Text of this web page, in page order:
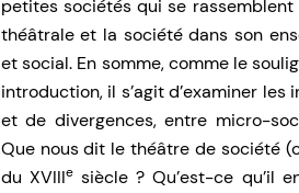
petites sociétés qui se
théâtrale et la société dans son
et social. En somme, comme le
introduction, il s’agit d’examiner
et de divergences, entre micro-
Que nous dit le théâtre de société
du XVIIIesiècle ? Qu’est-ce qu’il